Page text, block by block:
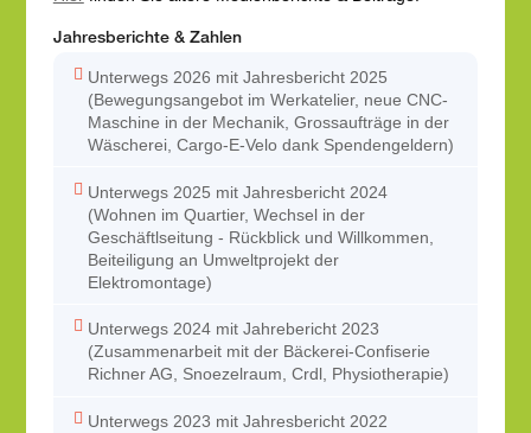
Jahresberichte & Zahlen
Unterwegs 2026 mit Jahresbericht 2025
(Bewegungsangebot im Werkatelier, neue CNC-
Maschine in der Mechanik, Grossaufträge in der
Wäscherei, Cargo-E-Velo dank Spendengeldern)
Unterwegs 2025 mit Jahresbericht 2024
(Wohnen im Quartier, Wechsel in der
Geschäftlseitung - Rückblick und Willkommen,
Beiteiligung an Umweltprojekt der
Elektromontage)
Unterwegs 2024 mit Jahrebericht 2023
(Zusammenarbeit mit der Bäckerei-Confiserie
Richner AG, Snoezelraum, Crdl, Physiotherapie)
Unterwegs 2023 mit Jahresbericht 2022